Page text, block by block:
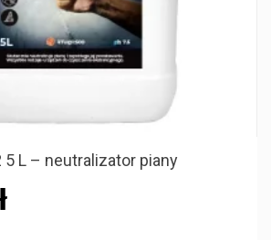
5 L – neutralizator piany